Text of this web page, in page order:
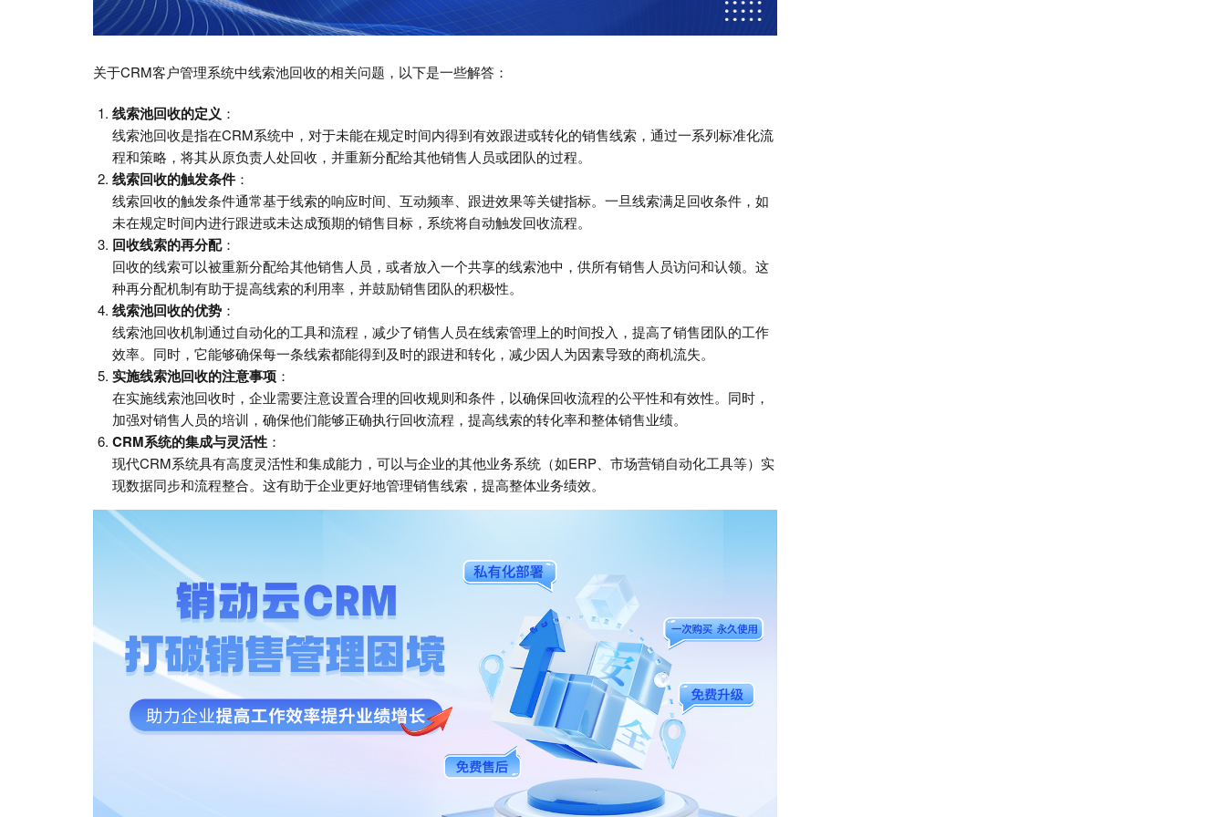
关于CRM客户管理系统中线索池回收的相关问题，以下是一些解答：
线索池回收的定义 ：
线索池回收是指在CRM系统中，对于未能在规定时间内得到有效跟进或转化的销售线索，通过一系列标准化流
程和策略，将其从原负责人处回收，并重新分配给其他销售人员或团队的过程。
线索回收的触发条件：
线索回收的触发条件通常基于线索的响应时间、互动频率、跟进效果等关键指标。一旦线索满足回收条件，如
未在规定时间内进行跟进或未达成预期的销售目标，系统将自动触发回收流程。
回收线索的再分配：
回收的线索可以被重新分配给其他销售人员，或者放入一个共享的线索池中，供所有销售人员访问和认领。这
种再分配机制有助于提高线索的利用率，并鼓励销售团队的积极性。
线索池回收的优势 ：
线索池回收机制通过自动化的工具和流程，减少了销售人员在线索管理上的时间投入，提高了销售团队的工作
效率。同时，它能够确保每一条线索都能得到及时的跟进和转化，减少因人为因素导致的商机流失。
实施线索池回收的注意事项 ：
在实施线索池回收时，企业需要注意设置合理的回收规则和条件，以确保回收流程的公平性和有效性。同时，
加强对销售人员的培训，确保他们能够正确执行回收流程，提高线索的转化率和整体销售业绩。
CRM系统的集成与灵活性 ：
现代CRM系统具有高度灵活性和集成能力，可以与企业的其他业务系统（如ERP、市场营销自动化工具等）实
现数据同步和流程整合。这有助于企业更好地管理销售线索，提高整体业务绩效。